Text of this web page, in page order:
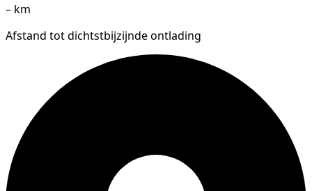
– km
Afstand tot dichtstbijzijnde ontlading